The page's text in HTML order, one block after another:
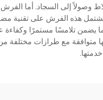
إلى السجاد. أما الفرش
هذه الفرش على تقنية
يضمن تلامسًا مستمرًا وكفاءة
متوافقة مع طرازات